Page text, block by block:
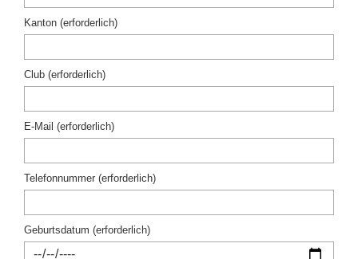
Kanton (erforderlich)
Club (erforderlich)
E-Mail (erforderlich)
Telefonnummer (erforderlich)
Geburtsdatum (erforderlich)